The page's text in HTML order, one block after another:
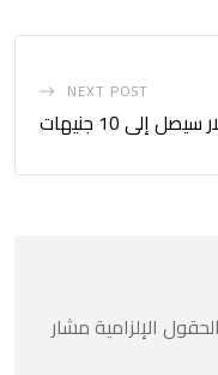
NEXT POST
إلى 10 جنيهات
الحقول الإلزامية مشار